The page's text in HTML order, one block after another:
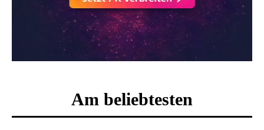
Am beliebtesten